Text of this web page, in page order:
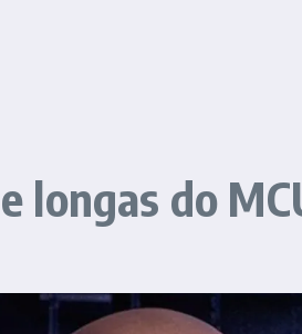
longas do